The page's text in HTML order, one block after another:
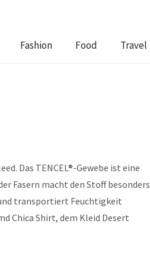
Fashion Food Travel
Das TENCEL®-Gewebe ist eine
Fasern macht den Stoff besonders
transportiert Feuchtigkeit
Chica Shirt, dem Kleid Desert